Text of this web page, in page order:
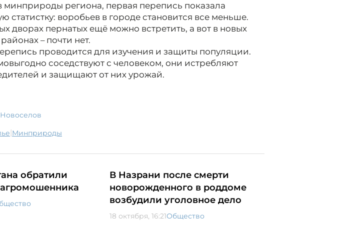
минприроды региона, первая перепись показала
статистку: воробьев в городе становится все меньше.
дворах пернатых ещё можно встретить, а вот в новых
– почти нет.
проводится для изучения и защиты популяции.
соседствуют с человеком, они истребляют
и защищают от них урожай.
| минприроды
обратили
В Назрани после смерти
новорожденного в роддоме
возбудили уголовное дело
18 октября, 16:21Общество